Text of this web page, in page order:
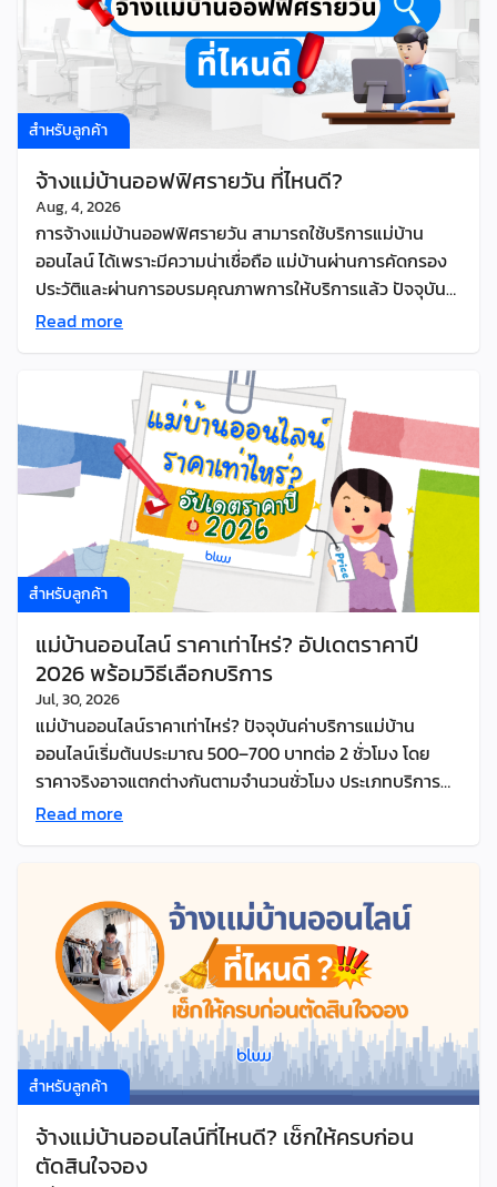
สำหรับลูกค้า
จ้างแม่บ้านออฟฟิศรายวัน ที่ไหนดี?
Aug, 4, 2026
การจ้างแม่บ้านออฟฟิศรายวัน สามารถใช้บริการแม่บ้าน
ออนไลน์ ได้เพราะมีความน่าเชื่อถือ แม่บ้านผ่านการคัดกรอง
ประวัติและผ่านการอบรมคุณภาพการให้บริการแล้ว ปัจจุบัน
การจ้างแม่บ้านรายชั่วโมงผ่านแพลตฟอร์มออนไลน์ เป็นหนึ่ง
ขนาดกลาง แล้วต้องจ้างที่แพลตฟอร์มไหน? บทความนี้ผู้
เขียนจะอธิบาย เล่าถึงข้อดีในการจ้างแม่บ้านออนไลน์ แนะนำ
แพลตฟอร์มเปรียบเทียบราคาและบอกทริกการจองยังไงให้
คุ้มค่าครับ แม่บ้านออนไลน์คืออะไร? แม่บ้านออนไลน์คือแม่
บ้านรายวันหรือแม่บ้านแบบไม่ประจำอยู่ในแพลตฟอร์ม
ออนไลน์ สามารถจ้างได้ง่าย เลือกวันและเวลา สถานที่และ
ประเภทงานที่ต้องการรับบริการได้ เช่น งานทำความสะอาด,
รีดผ้า (ขึ้นอยู่กับแพลตฟอร์ม) โดยแม่บ้านจะเดินทางไป
ทำงานตามสถานที่และทำงานตามขอบเขตที่ได้รับหมอบหมาย
แม่บ้านออนไลน์คือแม่บ้านรายวันหรือแม่บ้านแบบไม่ประจำอยู่
ในแพลตฟอร์มออนไลน์ สามารถจ้างได้ง่าย เลือกวันและเวลา
สถานที่และประเภทงานที่ต้องการรับบริการได้ เช่น งาน
ทำความสะอาด, รีดผ้า (ขึ้นอยู่กับแพลตฟอร์ม) โดยแม่บ้านจะ
เดินทางไปทำงานตามสถานที่และทำงานตามขอบเขตที่ได้รับ
หมอบหมาย แม่บ้านออฟฟิศรายวันดีกว่ายังไง? เมื่อเทียบกับ
การจ้างแม่บ้านประจำนั้น การจ้างแม่บ้านรายวันหรือราย
ชั่วโมงมีความคุ้มค่ากว่า เพราะราคาเริ่มต้นประมาณ 500-
900 บาท สำหรับการทำความสะอาดทั่วไป (2-4 ชั่วโมง) การ
แม่บ้านออฟฟิศรายวัน กี่ชั่วโมง? อ้างอิงจากแพลตฟอร์มแม่
บ้านออนไลน์ชั้นนำ ระยะเวลาที่เหมาะสมในการจ้างแม่บ้าน
สำนักงาน จะเริ่มต้นที่ 3-4 ชั่วโมง โดยคำนวณได้ดังนี้ครับ
คำนวณจากขนาดออฟฟิศ อาจจำเป็นต้องเพิ่มระยะเวลาใน
การจ้างโดยคำนึงถึง ข้อควรระวังจากการให้บริการแม่บ้าน
ออนไลน์จริง จ้างแม่บ้านออฟฟิศรายวันที่ไหนดี? แนะนำ 3
แพลตฟอร์มแม่บ้านออนไลน์ชั้นนำ สำหรับการจ้างทำความ
สะอาดสำนักงาน […]
Read more
สำหรับลูกค้า
แม่บ้านออนไลน์ ราคาเท่าไหร่? อัปเดตราคาปี
2026 พร้อมวิธีเลือกบริการ
Jul, 30, 2026
แม่บ้านออนไลน์ราคาเท่าไหร่? ปัจจุบันค่าบริการแม่บ้าน
ออนไลน์เริ่มต้นประมาณ 500–700 บาทต่อ 2 ชั่วโมง โดย
ราคาจริงอาจแตกต่างกันตามจำนวนชั่วโมง ประเภทบริการ
พื้นที่ให้บริการ และเงื่อนไขของแต่ละบริษัท บทความนี้จะสรุป
โดยเฉลี่ยเท่าไหร่? จากข้อมูลของผู้ให้บริการแม่บ้านออนไลน์
หลายราย ปัจจุบันค่าบริการโดยเฉลี่ยสามารถแบ่งออกได้เป็น
4 รูปแบบ ดังนี้ ทั้งนี้ราคาอาจแตกต่างกันตามพื้นที่ ขนาดบ้าน
และเงื่อนไขของแต่ละบริษัท จะเห็นได้ว่า “ราคาเริ่มต้น” ที่แต่ละ
บริษัทโฆษณา ไม่ได้หมายความว่าทุกบ้านจะจ่ายเท่ากัน เพราะ
ยังมีปัจจัยอื่น ๆ ที่ส่งผลต่อค่าบริการอีกหลายอย่าง ทำไม
ราคาแม่บ้านออนไลน์แต่ละบริษัทถึงไม่เท่ากัน? หลายคนอาจ
เห็นว่าราคาแม่บ้านออนไลน์ของแต่ละบริษัทแตกต่างกัน แม้ว่า
จะเป็นบริการทำความสะอาดรายชั่วโมงเหมือนกัน สาเหตุไม่ได้
มาจากแค่ค่าแรงของแม่บ้าน แต่ยังขึ้นกับรายละเอียดอื่น ๆ ที่
Read more
สำหรับลูกค้า
จ้างแม่บ้านออนไลน์ที่ไหนดี? เช็กให้ครบก่อน
ตัดสินใจจอง